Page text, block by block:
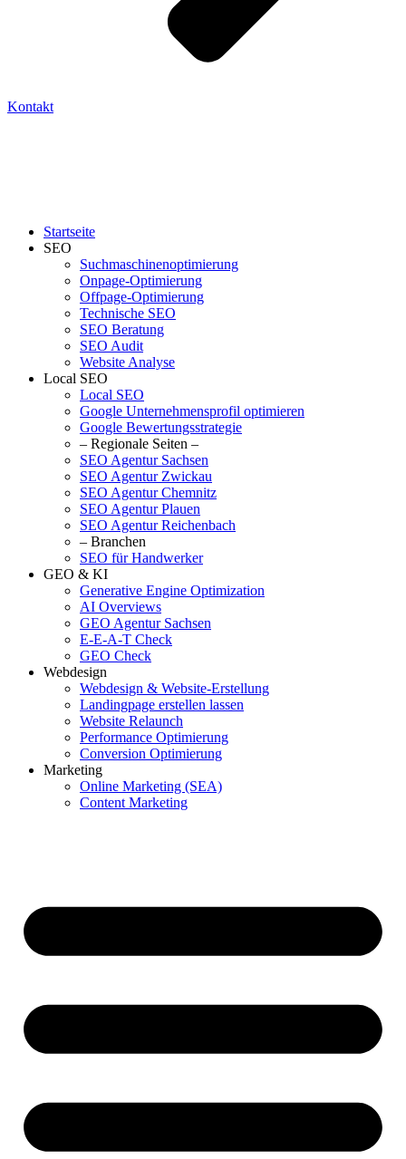
Kontakt
Startseite
SEO
Suchmaschinenoptimierung
Onpage-Optimierung
Offpage-Optimierung
Technische SEO
SEO Beratung
SEO Audit
Website Analyse
Local SEO
Local SEO
Google Unternehmensprofil optimieren
Google Bewertungsstrategie
– Regionale Seiten –
SEO Agentur Sachsen
SEO Agentur Zwickau
SEO Agentur Chemnitz
SEO Agentur Plauen
SEO Agentur Reichenbach
– Branchen
SEO für Handwerker
GEO & KI
Generative Engine Optimization
AI Overviews
GEO Agentur Sachsen
E-E-A-T Check
GEO Check
Webdesign
Webdesign & Website-Erstellung
Landingpage erstellen lassen
Website Relaunch
Performance Optimierung
Conversion Optimierung
Marketing
Online Marketing (SEA)
Content Marketing